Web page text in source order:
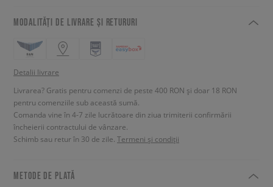
MODALITĂȚI DE LIVRARE ȘI RETURURI
Detalii livrare
Livrarea? Gratis pentru comenzi de peste 400 RON și doar 18 RON
pentru comenziile sub această sumă.
Comanda vine în 4-7 zile lucrătoare din ziua trimiterii confirmării
încheierii contractului de vânzare.
Schimb sau retur în 30 de zile. Termeni și condiții
METODE DE PLATĂ